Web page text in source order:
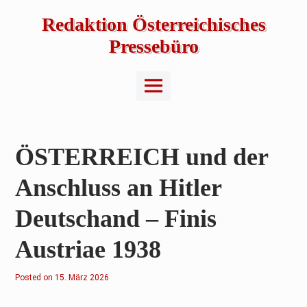
Redaktion Österreichisches
Pressebüro
Main
Menu
ÖSTERREICH und der
Anschluss an Hitler
Deutschand – Finis
Austriae 1938
Posted on1
15. März 2026